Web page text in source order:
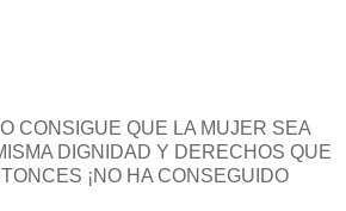
CONSIGUE QUE LA MUJER SEA
DIGNIDAD Y DERECHOS QUE
¡NO HA CONSEGUIDO